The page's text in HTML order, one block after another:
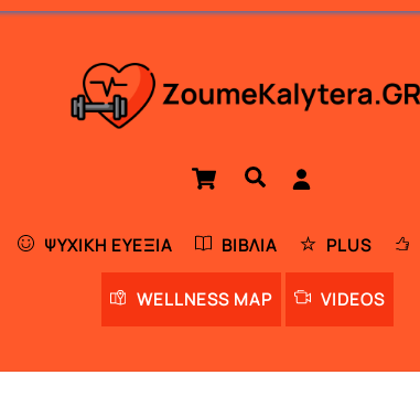
Cart Αναζήτηση
ΨΥΧΙΚΉ ΕΥΕΞΊΑ ΒΙΒΛΊΑ PLUS
WELLNESS MAP VIDEOS